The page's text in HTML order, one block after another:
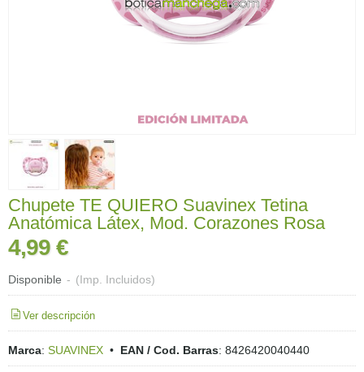
Chupete TE QUIERO Suavinex Tetina
Anatómica Látex, Mod. Corazones Rosa
4,99 €
Disponible - (Imp. Incluidos)
Ver descripción
Marca: SUAVINEX • EAN / Cod. Barras: 8426420040440